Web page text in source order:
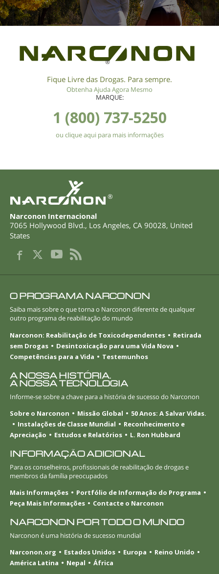
®
Fique Livre das Drogas. Para sempre.
Obtenha Ajuda Agora Mesmo
MARQUE:
1 (800) 737-5250
ou clique aqui para mais informações
®
Narconon Internacional
7065 Hollywood Blvd., Los Angeles, CA 90028, United
States
O PROGRAMA NARCONON
Saiba mais sobre o que torna o Narconon diferente de qualquer
outro programa de reabilitação do mundo
Narconon: Reabilitação de Toxicodependentes
Retirada
sem Drogas
Desintoxicação para uma Vida Nova
Competências para a Vida
Testemunhos
A NOSSA HISTÓRIA.
A NOSSA TECNOLOGIA
Informe-sesobre a chave para a história de sucesso do Narconon
Sobre o Narconon
Missão Global
50 Anos: A Salvar Vidas.
Instalações de Classe Mundial
Reconhecimento e
Apreciação
Estudos e Relatórios L. Ron Hubbard
INFORMAÇÃO ADICIONAL
Para os conselheiros, profissionais de reabilitação de drogas e
membros da família preocupados
Mais Informações
Portfólio de Informação do Programa
Peça Mais Informações
Contacte o Narconon
NARCONON POR TODO O MUNDO
Narconon é uma história de sucesso mundial
Narconon.org
Estados Unidos Europa
Reino Unido
América Latina
Nepal África